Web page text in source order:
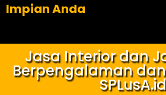
Impian Anda
Jasa Interior dan
Berpengalaman
SPLusA.id